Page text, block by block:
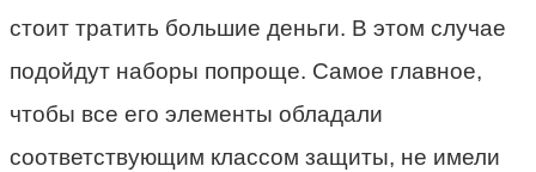
стоит тратить большие деньги. В этом случае
подойдут наборы попроще. Самое главное,
чтобы все его элементы обладали
соответствующим классом защиты, не имели